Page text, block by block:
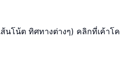
โน้ต ทิศทางต่างๆ) คลิกที่เค้าโ